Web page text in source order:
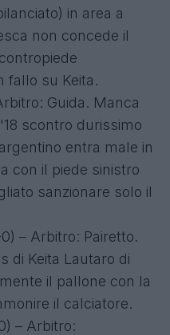
in area a
non concede il
fallo su Keita.
Guida. Manca
scontro durissimo
entra male in
con il piede sinistro
sanzionare solo il
– Arbitro: Pairetto.
di Keita Lautaro di
il pallone con la
il calciatore.
– Arbitro: